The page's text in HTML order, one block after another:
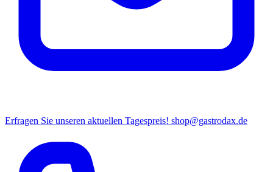
Erfragen Sie unseren aktuellen Tagespreis! shop@gastrodax.de